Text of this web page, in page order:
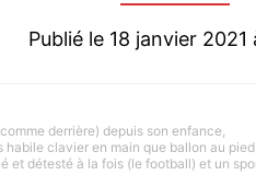
Publié le 18 janvier 2021
derrière) depuis son enfance,
clavier en main que ballon au pied,
et détesté à la fois (le football) et un